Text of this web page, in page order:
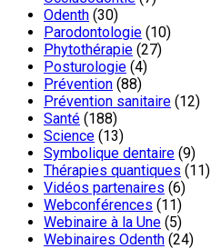
Odenth (30)
Parodontologie (10)
Phytothérapie (27)
Posturologie (4)
Prévention (88)
Prévention sanitaire (12)
Santé (188)
Science (13)
Symbolique dentaire (9)
Thérapies quantiques (11)
Vidéos partenaires (6)
Webconférences (11)
Webinaire à la Une (5)
Webinaires Odenth (24)